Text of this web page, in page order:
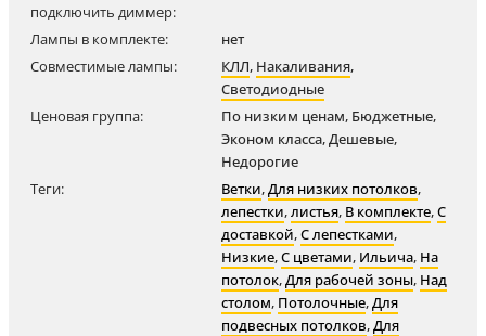
подключить диммер:
Лампы в комплекте:
нет
Совместимые лампы:
КЛЛ, Накаливания,
Светодиодные
Ценовая группа:
По низким ценам, Бюджетные,
Эконом класса, Дешевые,
Недорогие
Теги:
Ветки,Для низких потолков,
лепестки,листья, В комплекте,С
доставкой,С лепестками,
Низкие,С цветами, Ильича, На
потолок,Для рабочей зоны, Над
столом, Потолочные,Для
подвесных потолков,Для